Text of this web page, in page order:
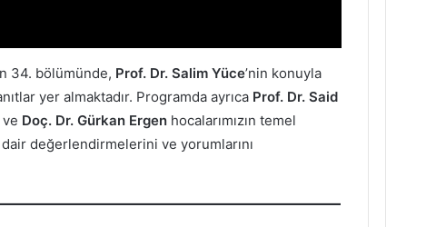
34. bölümünde, Prof. Dr. Salim Yüce’nin konuyla
yer almaktadır. Programda ayrıca Prof. Dr. Said
Doç. Dr. Gürkan Ergenhocalarımızın temel
değerlendirmelerini ve yorumlarını